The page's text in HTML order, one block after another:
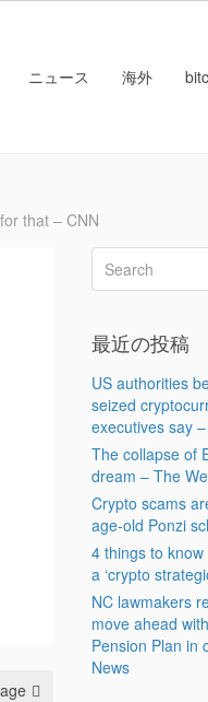
ニュース 海外
that – CNN
最近の投稿
US authorities
seized
executives say
The collapse of
dream – The
Crypto scams
age-old Ponzi
4 things to know
a ‘crypto
NC lawmakers
move ahead
Pension Plan in
News